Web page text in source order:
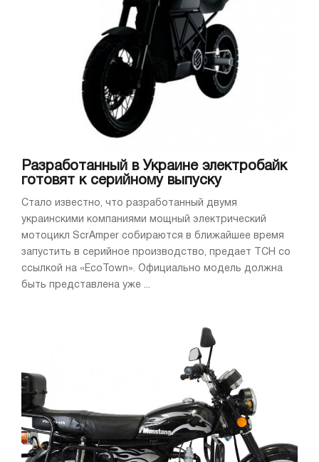
Разработанный в Украине электробайк
готовят к серийному выпуску
Стало известно, что разработанный двумя
украинскими компаниями мощный электрический
мотоцикл ScrAmper собираются в ближайшее время
запустить в серийное производство, предает ТСН со
ссылкой на «EcoTown». Официально модель должна
быть представлена уже ...